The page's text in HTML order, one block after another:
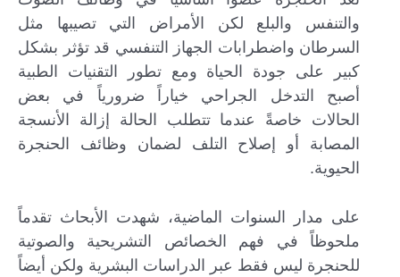
والتنفس والبلع لكن الأمراض التي تصيبها مثل
السرطان واضطرابات الجهاز التنفسي قد تؤثر بشكل
كبير على جودة الحياة ومع تطور التقنيات الطبية
أصبح التدخل الجراحي خياراً ضرورياً في بعض
الحالات خاصةً عندما تتطلب الحالة إزالة الأنسجة
المصابة أو إصلاح التلف لضمان وظائف الحنجرة
الحيوية.
على مدار السنوات الماضية، شهدت الأبحاث تقدماً
ملحوظاً في فهم الخصائص التشريحية والصوتية
للحنجرة ليس فقط عبر الدراسات البشرية ولكن أيضاً